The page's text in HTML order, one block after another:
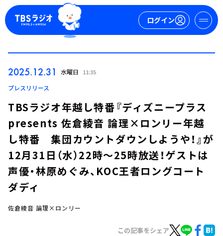
ログイン
週間番組表
トピックス
2025.12.31 水曜日 11:35
プレスリリース
TBSラジオ年越し特番『ディズニープラス
presents 佐倉綾音 論理×ロンリー年越
し特番 集団カウントダウンしようや！』が
12月31日（水）22時～25時放送！ゲストは
声優・林原めぐみ、KOC王者ロングコート
ダディ
佐倉綾音 論理×ロンリー
この記事をシェア